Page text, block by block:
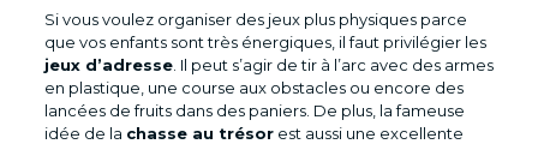
Si vous voulez organiser des jeux plus physiques parce
que vos enfants sont très énergiques, il faut privilégier les
jeux d’adresse. Il peut s’agir de tir à l’arc avec des armes
en plastique, une course aux obstacles ou encore des
lancées de fruits dans des paniers. De plus, la fameuse
idée de la chasse au trésorest aussi une excellente